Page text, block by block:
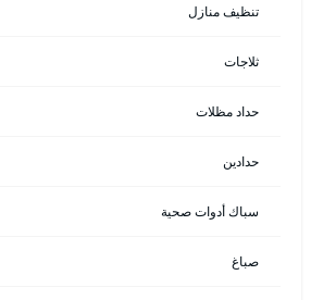
تنظيف منازل
ثلاجات
حداد مظلات
حدادين
سباك أدوات صحية
صباغ